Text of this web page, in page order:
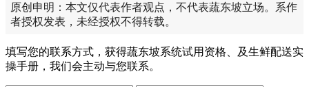
原创申明：本文仅代表作者观点，不代表蔬东坡立场。系作
者授权发表，未经授权不得转载。
填写您的联系方式，获得蔬东坡系统试用资格、及生鲜配送实
操手册，我们会主动与您联系。